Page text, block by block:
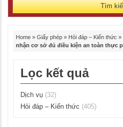
Tìm
Home » Giấy phép » Hỏi đáp – Kiến thức »
nhận cơ sở đủ điều kiện an toàn thực
Lọc kết quả
Dịch vụ (32)
Hỏi đáp – Kiến thức (405)